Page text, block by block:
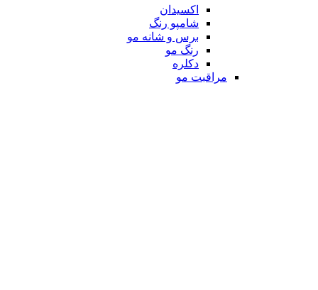
اکسیدان
شامپو رنگ
برس و شانه مو
رنگ مو
دکلره
مراقبت مو